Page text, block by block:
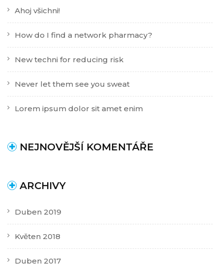
Ahoj všichni!
How do I find a network pharmacy?
New techni for reducing risk
Never let them see you sweat
Lorem ipsum dolor sit amet enim
NEJNOVĚJŠÍ KOMENTÁŘE
ARCHIVY
Duben 2019
Květen 2018
Duben 2017